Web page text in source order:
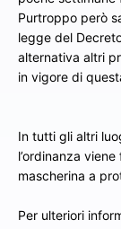
Purtroppo però
legge del
alternativa altri
in vigore di
In tutti gli altri
l’ordinanza
mascherina a
Per ulteriori